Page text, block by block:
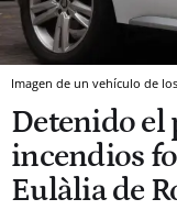
Imagen de un vehículo de
Detenido el
incendios
Eulàlia de